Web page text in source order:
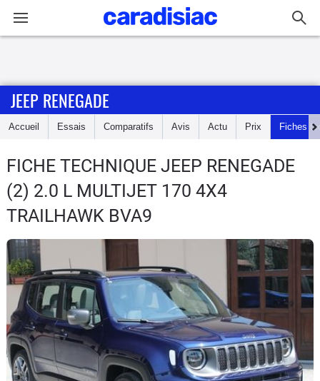
Accueil
Essais
Guide
d'achat
Electriques
Utilitaires
Flottes
Auto
JEEP RENEGADE
Accueil Essais Comparatifs Avis Actu Prix Fiches
FICHE TECHNIQUE JEEP RENEGADE
(2) 2.0 L MULTIJET 170 4X4
TRAILHAWK BVA9